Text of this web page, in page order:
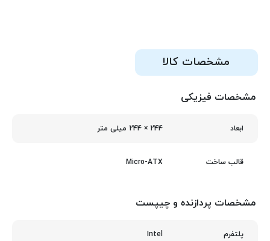
مشخصات کالا
مشخصات فیزیکی
ابعاد 244 × 244 میلی‌ متر
قالب ساخت Micro-ATX
مشخصات پردازنده و چیپست
پلتفرم Intel